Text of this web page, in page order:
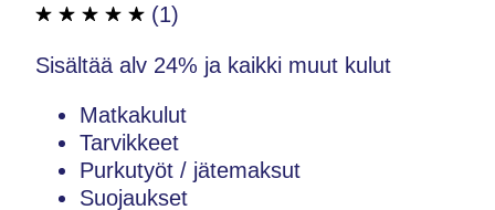
(1)
Sisältää alv 24% ja kaikki muut kulut
Matkakulut
Tarvikkeet
Purkutyöt / jätemaksut
Suojaukset